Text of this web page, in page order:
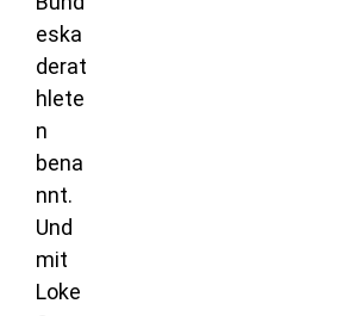
eska
derat
hlete
n
bena
nnt.
Und
mit
Loke